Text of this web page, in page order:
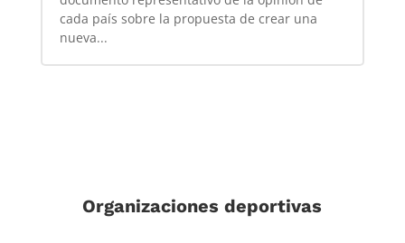
cada país sobre la propuesta de crear una
nueva...
Organizaciones deportivas